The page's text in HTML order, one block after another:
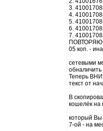
3.
4.
5.
6.
7.
ПОВТОРЯЮ,
05 коп. -
сетевыми
обналичить
Теперь
текст от
В
кошелёк на
который Вы
7-ой - на